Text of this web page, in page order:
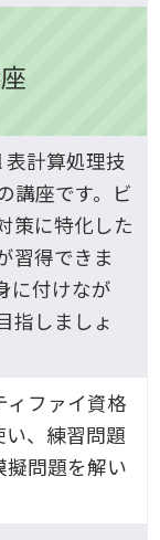
座
計算処理技
講座です。ビ
策に特化した
習得できま
に付けなが
指しましょ
ィファイ資格
、練習問題
擬問題を解い